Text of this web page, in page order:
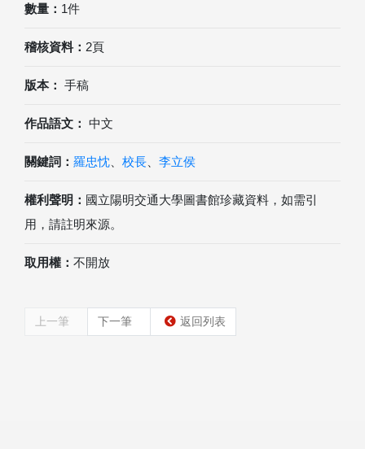
數量： 1件
稽核資料： 2頁
版本： 手稿
作品語文： 中文
關鍵詞： 羅忠忱 校長 李立侯
權利聲明： 國立陽明交通大學圖書館珍藏資料，如需引
用，請註明來源。
取用權： 不開放
上一筆 下一筆 返回列表